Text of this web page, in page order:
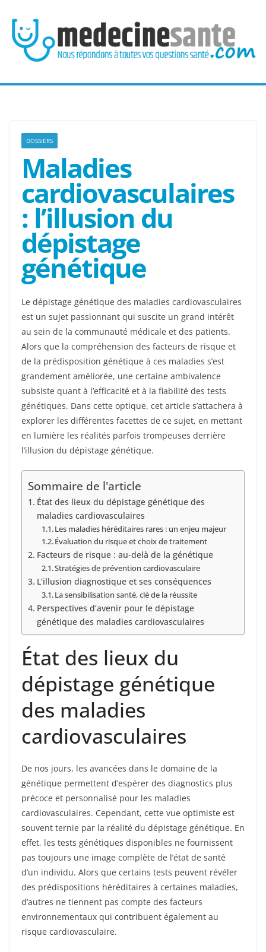
contenu
DOSSIERS
Maladies
cardiovasculaires
: l’illusion du
dépistage
génétique
Le dépistage génétique des maladies cardiovasculaires
est un sujet passionnant qui suscite un grand intérêt
au sein de la communauté médicale et des patients.
Alors que la compréhension des facteurs de risque et
de la prédisposition génétique à ces maladies s’est
grandement améliorée, une certaine ambivalence
subsiste quant à l’efficacité et à la fiabilité des tests
génétiques. Dans cette optique, cet article s’attachera à
explorer les différentes facettes de ce sujet, en mettant
en lumière les réalités parfois trompeuses derrière
l’illusion du dépistage génétique.
Sommaire de l'article
État des lieux du dépistage génétique des
maladies cardiovasculaires
Les maladies héréditaires rares : un enjeu majeur
Évaluation du risque et choix de traitement
Facteurs de risque : au-delà de la génétique
Stratégies de prévention cardiovasculaire
L’illusion diagnostique et ses conséquences
La sensibilisation santé, clé de la réussite
Perspectives d’avenir pour le dépistage
génétique des maladies cardiovasculaires
État des lieux du
dépistage génétique
des maladies
cardiovasculaires
De nos jours, les avancées dans le domaine de la
génétique permettent d’espérer des diagnostics plus
précoce et personnalisé pour les maladies
cardiovasculaires. Cependant, cette vue optimiste est
souvent ternie par la réalité du dépistage génétique. En
effet, les tests génétiques disponibles ne fournissent
pas toujours une image complète de l’état de santé
d’un individu. Alors que certains tests peuvent révéler
des prédispositions héréditaires à certaines maladies,
d’autres ne tiennent pas compte des facteurs
environnementaux qui contribuent également au
risque cardiovasculaire.